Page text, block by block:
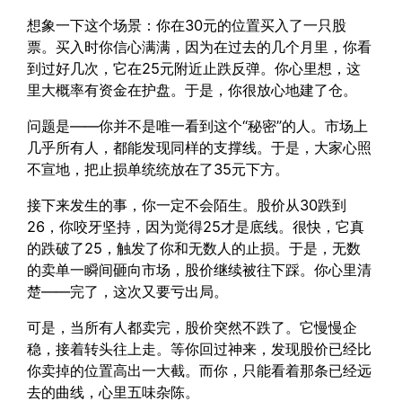
想象一下这个场景：你在30元的位置买入了一只股
票。买入时你信心满满，因为在过去的几个月里，你看
到过好几次，它在25元附近止跌反弹。你心里想，这
里大概率有资金在护盘。于是，你很放心地建了仓。
问题是——你并不是唯一看到这个“秘密”的人。市场上
几乎所有人，都能发现同样的支撑线。于是，大家心照
不宣地，把止损单统统放在了35元下方。
接下来发生的事，你一定不会陌生。股价从30跌到
26，你咬牙坚持，因为觉得25才是底线。很快，它真
的跌破了25，触发了你和无数人的止损。于是，无数
的卖单一瞬间砸向市场，股价继续被往下踩。你心里清
楚——完了，这次又要亏出局。
可是，当所有人都卖完，股价突然不跌了。它慢慢企
稳，接着转头往上走。等你回过神来，发现股价已经比
你卖掉的位置高出一大截。而你，只能看着那条已经远
去的曲线，心里五味杂陈。